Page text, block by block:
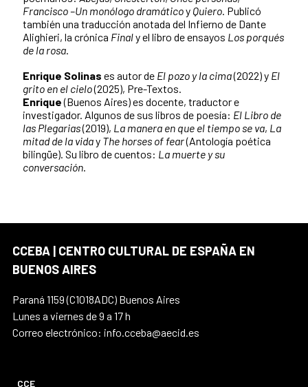
Francisco –Un monólogo dramáticoy Quiero. Publicó
también una traducción anotada del Infierno de Dante
Alighieri, la crónica Finaly el libro de ensayos Los porqués
de la rosa.
Enrique Solinas es autor de El pozo y la cima(2022) y El
grito en el cielo(2025), Pre-Textos.
Enrique(Buenos Aires) es docente, traductor e
investigador. Algunos de sus libros de poesía: El Libro de
las Plegarias(2019), La manera en que el tiempo se va, La
mitad de la viday The horses of fear(Antología poética
bilingüe). Su libro de cuentos: La muerte y su
conversación.
CCEBA | CENTRO CULTURAL DE ESPAÑA EN
BUENOS AIRES
Paraná 1159 (C1018ADC) Buenos Aires
Lunes a viernes de 9 a 17 h
Correo electrónico: info.cceba@aecid.es
CCE